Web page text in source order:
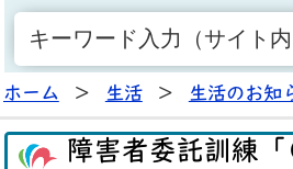
ホーム > 生活 > 生活のお知
障害者委託訓練「